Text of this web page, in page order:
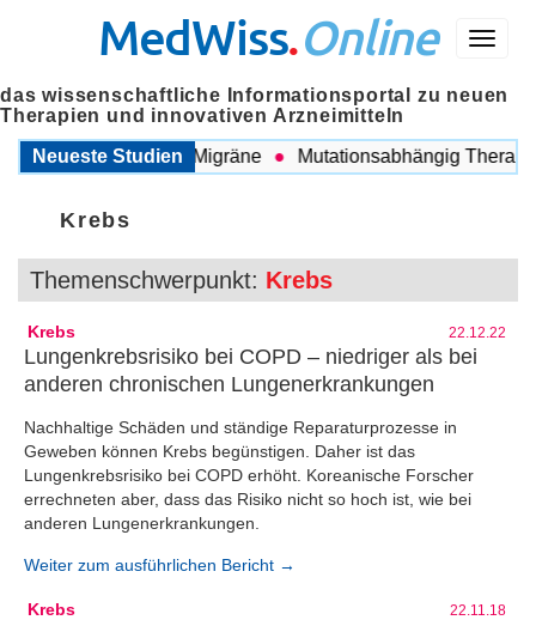
Menü
MedWiss.Online
das wissenschaftliche Informationsportal zu neuen
Therapien und innovativen Arzneimitteln
Neueste Studien
COPD und Migräne Mutationsabhängig Therapie
Krebs
Themenschwerpunkt: Krebs
Krebs 22.12.22
Lungenkrebsrisiko bei COPD – niedriger als bei
anderen chronischen Lungenerkrankungen
Nachhaltige Schäden und ständige Reparaturprozesse in
Geweben können Krebs begünstigen. Daher ist das
Lungenkrebsrisiko bei COPD erhöht. Koreanische Forscher
errechneten aber, dass das Risiko nicht so hoch ist, wie bei
anderen Lungenerkrankungen.
Weiter zum ausführlichen Bericht →
Krebs 22.11.18